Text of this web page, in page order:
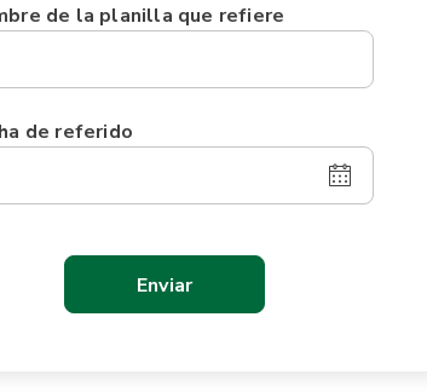
de la planilla que refiere
de referido